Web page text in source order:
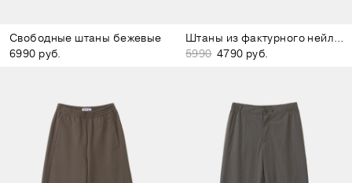
Свободные штаны бежевые
6990 руб.
Штаны из фактурного нейлона чёрные
5990 4790 руб.